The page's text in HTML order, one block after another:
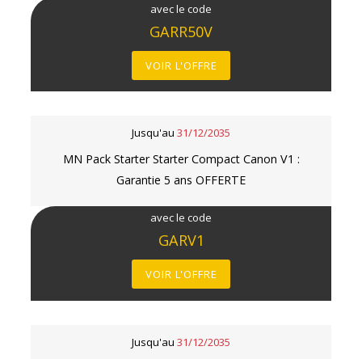
avec le code
GARR50V
VOIR L'OFFRE
Jusqu'au 31/12/2035
MN Pack Starter Starter Compact Canon V1 :
Garantie 5 ans OFFERTE
avec le code
GARV1
VOIR L'OFFRE
Jusqu'au 31/12/2035